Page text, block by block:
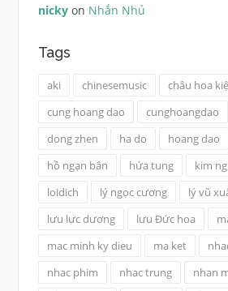
nickyon Nhắn Nhủ
Tags
aki chinesemusic châu hoa
cung hoang dao
cunghoangdao
dong zhen
ha do hoang dao
hồ ngạn bân
hứa tung kim
loidich
lý ngọc cương
lý vũ
lưu lực dương
lưu Đức hoa
mac minh ky dieu
ma ket
nhac phim
nhac trung
nhan